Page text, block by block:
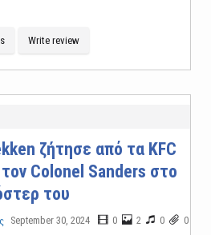
Write review
ζήτησε από τα KFC
Colonel Sanders στο
του
September 30, 2024 0 2 0
0